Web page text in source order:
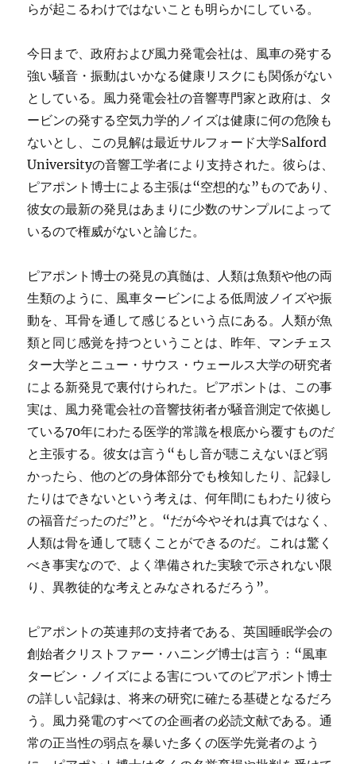
らが起こるわけではないことも明らかにしている。
今日まで、政府および風力発電会社は、風車の発する
強い騒音・振動はいかなる健康リスクにも関係がない
としている。風力発電会社の音響専門家と政府は、タ
ービンの発する空気力学的ノイズは健康に何の危険も
ないとし、この見解は最近サルフォード大学Salford
Universityの音響工学者により支持された。彼らは、
ピアポント博士による主張は“空想的な”ものであり、
彼女の最新の発見はあまりに少数のサンプルによって
いるので権威がないと論じた。
ピアポント博士の発見の真髄は、人類は魚類や他の両
生類のように、風車タービンによる低周波ノイズや振
動を、耳骨を通して感じるという点にある。人類が魚
類と同じ感覚を持つということは、昨年、マンチェス
ター大学とニュー・サウス・ウェールス大学の研究者
による新発見で裏付けられた。ピアポントは、この事
実は、風力発電会社の音響技術者が騒音測定で依拠し
ている70年にわたる医学的常識を根底から覆すものだ
と主張する。彼女は言う“もし音が聴こえないほど弱
かったら、他のどの身体部分でも検知したり、記録し
たりはできないという考えは、何年間にもわたり彼ら
の福音だったのだ”と。“だが今やそれは真ではなく、
人類は骨を通して聴くことができるのだ。これは驚く
べき事実なので、よく準備された実験で示されない限
り、異教徒的な考えとみなされるだろう”。
ピアポントの英連邦の支持者である、英国睡眠学会の
創始者クリストファー・ハニング博士は言う：“風車
タービン・ノイズによる害についてのピアポント博士
の詳しい記録は、将来の研究に確たる基礎となるだろ
う。風力発電のすべての企画者の必読文献である。通
常の正当性の弱点を暴いた多くの医学先覚者のよう